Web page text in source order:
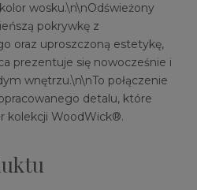
wosku.\n\nOdświeżony
pokrywkę z
oraz uproszczoną estetykę,
prezentuje się nowocześnie i
wnętrzu.\n\nTo połączenie
detalu, które
kolekcji WoodWick®.